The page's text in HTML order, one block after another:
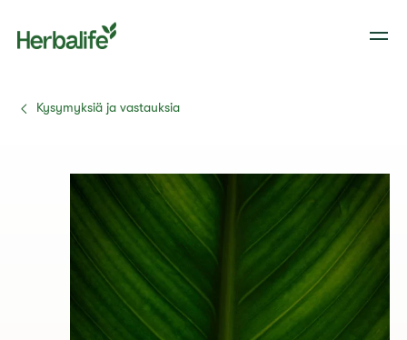
Kysymyksiä ja vastauksia